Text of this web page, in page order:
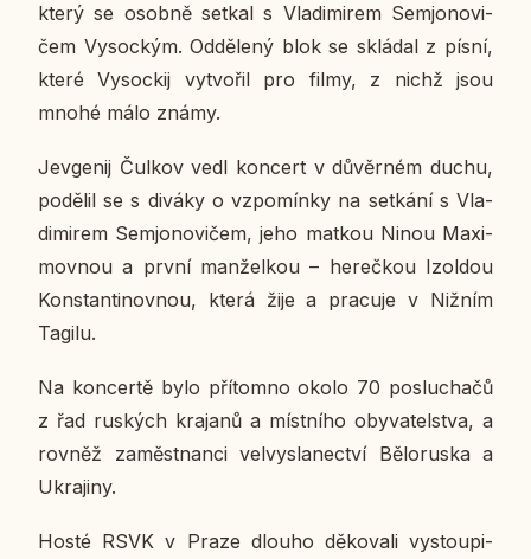
který se osobně setkal s Vla­di­mi­rem Semjo­no­vi­
čem Vy­soc­kým. Od­dě­le­ný blok se sklá­dal z písní,
které Vy­soc­kij vy­tvo­řil pro filmy, z nichž jsou
mnohé málo známy.
Je­v­ge­nij Čulkov vedl kon­cert v dů­věr­ném duchu,
po­dě­lil se s diváky o vzpo­mín­ky na se­tká­ní s Vla­
di­mi­rem Semjo­no­vi­čem, jeho matkou Ninou Ma­xi­
mov­nou a první man­žel­kou – he­reč­kou Izol­dou
Kon­stan­ti­nov­nou, která žije a pra­cu­je v Nižním
Tagilu.
Na kon­cer­tě bylo pří­tomno okolo 70 po­slu­cha­čů
z řad rus­kých kra­ja­nů a míst­ní­ho oby­va­tel­stva, a
rovněž za­měst­nan­ci vel­vy­sla­nec­tví Bě­lo­rus­ka a
Ukra­ji­ny.
Hosté RSVK v Praze dlouho dě­ko­va­li vy­stou­pi­